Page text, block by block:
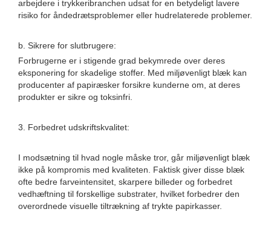
arbejdere i trykkeribranchen udsat for en betydeligt lavere
risiko for åndedrætsproblemer eller hudrelaterede problemer.
b. Sikrere for slutbrugere:
Forbrugerne er i stigende grad bekymrede over deres
eksponering for skadelige stoffer. Med miljøvenligt blæk kan
producenter af papiræsker forsikre kunderne om, at deres
produkter er sikre og toksinfri.
3. Forbedret udskriftskvalitet:
I modsætning til hvad nogle måske tror, ​​går miljøvenligt blæk
ikke på kompromis med kvaliteten. Faktisk giver disse blæk
ofte bedre farveintensitet, skarpere billeder og forbedret
vedhæftning til forskellige substrater, hvilket forbedrer den
overordnede visuelle tiltrækning af trykte papirkasser.